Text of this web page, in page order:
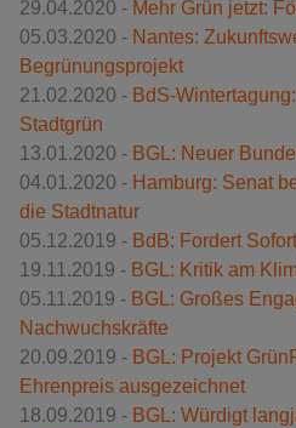
29.04.2020 - Mehr Grün jetzt:
05.03.2020 - Nantes:
Begrünungsprojekt
21.02.2020 - BdS-
Stadtgrün
13.01.2020 - BGL: Neuer
04.01.2020 - Hamburg: Senat
die Stadtnatur
05.12.2019 - BdB: Fordert
19.11.2019 - BGL: Kritik am
05.11.2019 - BGL: Großes
Nachwuchskräfte
20.09.2019 - BGL: Projekt
Ehrenpreis ausgezeichnet
18.09.2019 - BGL: Würdigt